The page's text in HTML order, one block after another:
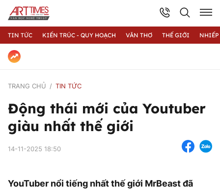
TIN TỨC KIẾN TRÚC - QUY HOẠCH VĂN THƠ THẾ GIỚI
TRANG CHỦ TIN TỨC
Động thái mới của Youtuber
giàu nhất thế giới
14-11-2025 18:50
YouTuber nổi tiếng nhất thế giới MrBeast đã